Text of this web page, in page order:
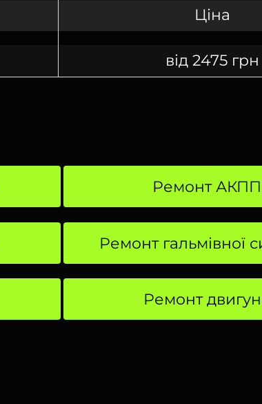
Ціна
від 2475 грн
Ремонт АКПП
Ремонт гальмівної
Ремонт